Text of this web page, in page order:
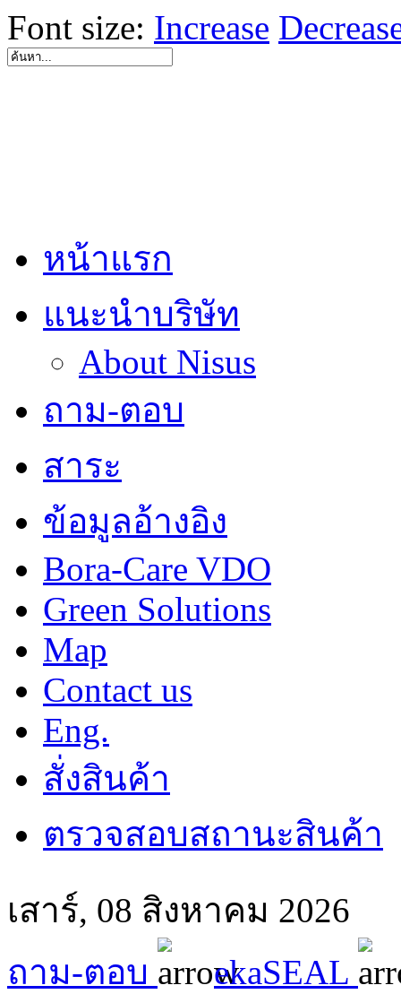
Font size: Increase
หน้าแรก
แนะนำบริษัท
About Nisus
ถาม-ตอบ
สาระ
ข้อมูลอ้างอิง
Bora-Care VDO
Green Solutions
Map
Contact us
Eng.
สั่งสินค้า
ตรวจสอบสถานะสินค้า
เสาร์, 08 สิงหาคม 2026
ถาม-ตอบ
ekaSEAL